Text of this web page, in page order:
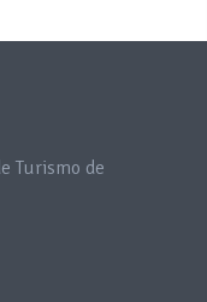
Turismo de